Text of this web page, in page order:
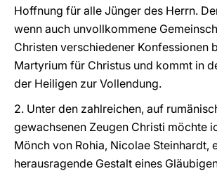
Hoffnung für alle Jünger des Herrn.
wenn auch unvollkommene
Christen verschiedener Konfessionen
Martyrium für Christus und kommt in
der Heiligen zur Vollendung.
2. Unter den zahlreichen, auf
gewachsenen Zeugen Christi möchte
Mönch von Rohia, Nicolae Steinhardt,
herausragende Gestalt eines